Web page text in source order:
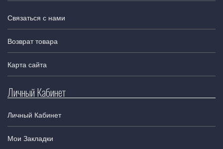
Связаться с нами
Возврат товара
Карта сайта
Личный Кабинет
Личный Кабинет
Мои Закладки